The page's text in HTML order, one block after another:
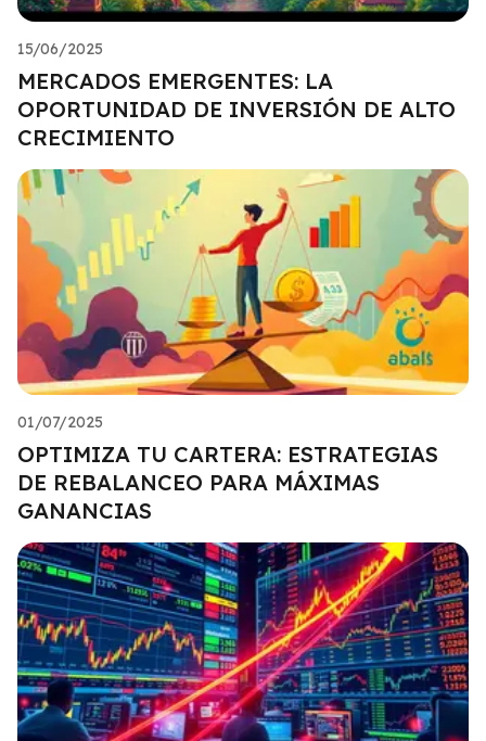
15/06/2025
MERCADOS EMERGENTES: LA
OPORTUNIDAD DE INVERSIÓN DE ALTO
CRECIMIENTO
01/07/2025
OPTIMIZA TU CARTERA: ESTRATEGIAS
DE REBALANCEO PARA MÁXIMAS
GANANCIAS